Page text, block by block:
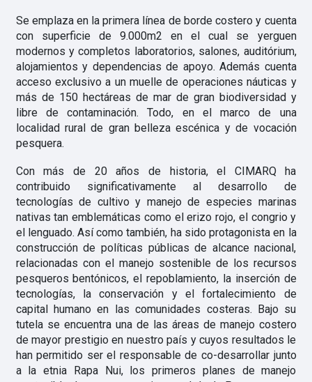
Se emplaza en la primera línea de borde costero y cuenta
con superficie de 9.000m2 en el cual se yerguen
modernos y completos laboratorios, salones, auditórium,
alojamientos y dependencias de apoyo. Además cuenta
acceso exclusivo a un muelle de operaciones náuticas y
más de 150 hectáreas de mar de gran biodiversidad y
libre de contaminación. Todo, en el marco de una
localidad rural de gran belleza escénica y de vocación
pesquera.
Con más de 20 años de historia, el CIMARQ ha
contribuido significativamente al desarrollo de
tecnologías de cultivo y manejo de especies marinas
nativas tan emblemáticas como el erizo rojo, el congrio y
el lenguado. Así como también, ha sido protagonista en la
construcción de políticas públicas de alcance nacional,
relacionadas con el manejo sostenible de los recursos
pesqueros bentónicos, el repoblamiento, la inserción de
tecnologías, la conservación y el fortalecimiento de
capital humano en las comunidades costeras. Bajo su
tutela se encuentra una de las áreas de manejo costero
de mayor prestigio en nuestro país y cuyos resultados le
han permitido ser el responsable de co-desarrollar junto
a la etnia Rapa Nui, los primeros planes de manejo